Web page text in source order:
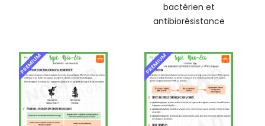
bactérien et
antibiorésistance
PREMIUM PREMIUM